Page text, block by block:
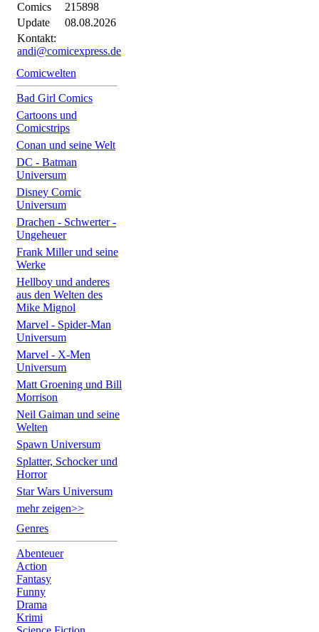
Comics
215898
Update
08.08.2026
Kontakt:
andi@comicexpress.de
Comicwelten
Bad Girl Comics
Cartoons und
Comicstrips
Conan und seine Welt
DC - Batman
Universum
Disney Comic
Universum
Drachen - Schwerter -
Ungeheuer
Frank Miller und seine
Werke
Hellboy und anderes
aus den Welten des
Mike Mignol
Marvel - Spider-Man
Universum
Marvel - X-Men
Universum
Matt Groening und Bill
Morrison
Neil Gaiman und seine
Welten
Spawn Universum
Splatter, Schocker und
Horror
Star Wars Universum
mehr zeigen>>
Genres
Abenteuer
Action
Fantasy
Funny
Drama
Krimi